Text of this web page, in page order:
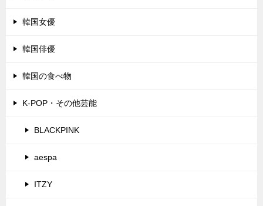
韓国女優
韓国俳優
韓国の食べ物
K-POP・その他芸能
BLACKPINK
aespa
ITZY